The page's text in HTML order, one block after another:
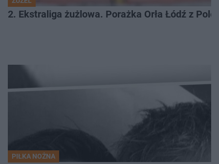
2. Ekstraliga żużlowa. Porażka Orła Łódź z
PIŁKA NOŻNA